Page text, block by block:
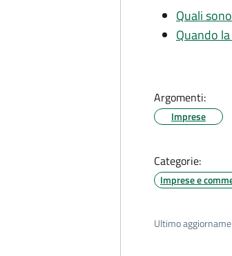
Quali
Quando
Argomenti:
Imprese
Categorie:
Imprese e
Ultimo